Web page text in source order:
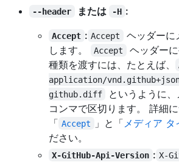
--header または -H :
Accept : Accept
ヘッダーに
します。
Accept
ヘッダー
種類を渡すには、たとえば、
application/
github.diff
というように
コンマで区切ります。 詳細に
「 Accept 」と「 メディア タ
ださい。
X-GitHub-Api-Version : X-